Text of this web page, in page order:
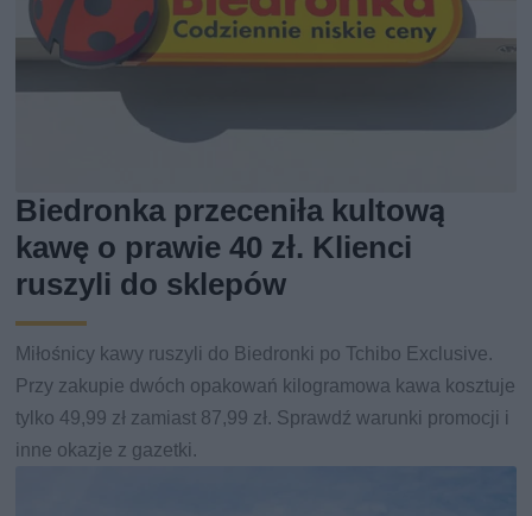
Biedronka przeceniła kultową
kawę o prawie 40 zł. Klienci
ruszyli do sklepów
Miłośnicy kawy ruszyli do Biedronki po Tchibo Exclusive.
Przy zakupie dwóch opakowań kilogramowa kawa kosztuje
tylko 49,99 zł zamiast 87,99 zł. Sprawdź warunki promocji i
inne okazje z gazetki.